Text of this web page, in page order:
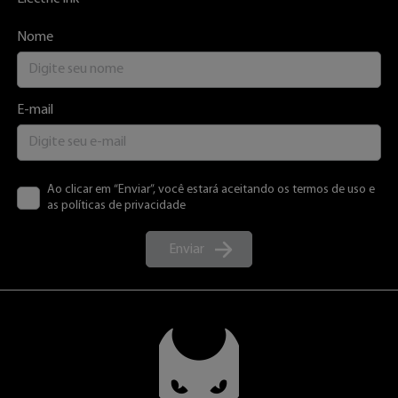
Nome
E-mail
Enviar
Ao clicar em “Enviar”, você estará aceitando os termos de uso e
as políticas de privacidade